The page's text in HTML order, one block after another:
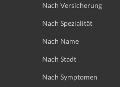
Nach Versicherung
Nach Spezialität
Nach Name
Nach Stadt
Nach Symptomen